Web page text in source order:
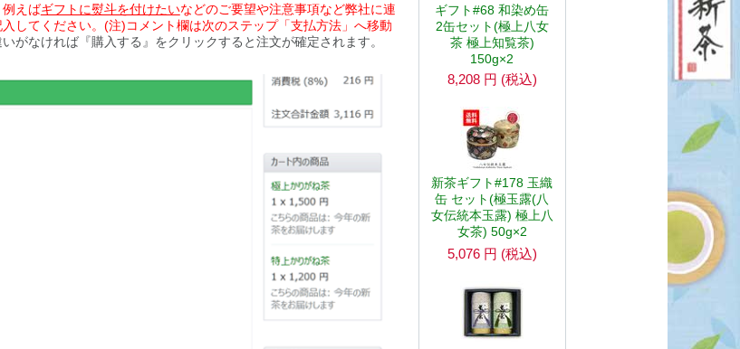
えばギフトに熨斗を付けたいなどのご要望や注意事項など弊社に連
してください。(注)コメント欄は次のステップ「支払方法」へ移動
がなければ『購入する』をクリックすると注文が確定されます。
ギフト#68 和染め缶
2缶セット(極上八女
茶 極上知覧茶)
150g×2
8,208 円 (税込)
新茶ギフト#178 玉織
缶 セット(極玉露(八
女伝統本玉露) 極上八
女茶) 50g×2
5,076 円 (税込)